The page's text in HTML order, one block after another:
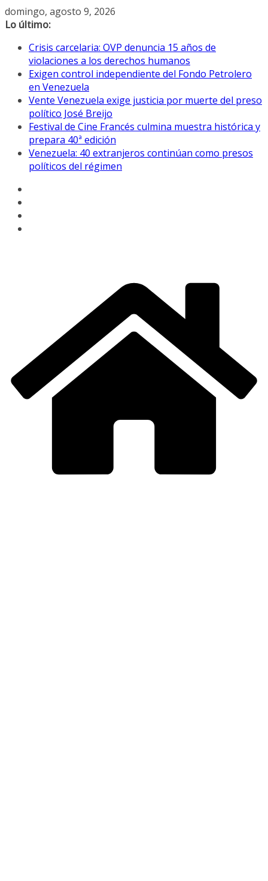
Saltar
al
domingo, agosto 9, 2026
Lo último:
Crisis carcelaria: OVP denuncia 15 años de
violaciones a los derechos humanos
Exigen control independiente del Fondo Petrolero
en Venezuela
Vente Venezuela exige justicia por muerte del preso
político José Breijo
Festival de Cine Francés culmina muestra histórica y
prepara 40ª edición
Venezuela: 40 extranjeros continúan como presos
políticos del régimen